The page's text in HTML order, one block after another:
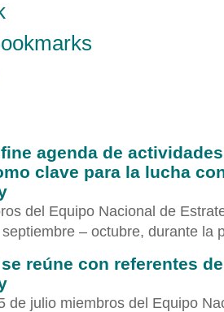
agenda de
clave para la lucha
del Equipo Nacional de
– octubre, durante la
se reúne con referentes
de julio miembros del Equipo